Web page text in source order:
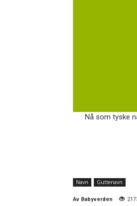
Nå som tyske
Navn Guttenavn
Av Babyverden